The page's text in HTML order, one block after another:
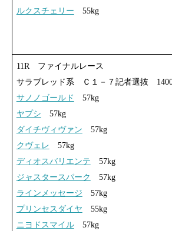
ルクスチェリー 55kg
11R ファイナルレース
サラブレッド系 Ｃ１－７記者選抜
サノノゴールド
57kg
ヤプシ 57kg
ダイチヴィヴァン 57kg
クヴェレ 57kg
ディオスバリエンテ 57kg
ジャスタースパーク
57kg
ラインメッセージ 57kg
プリンセスダイヤ 55kg
ニヨドスマイル57kg